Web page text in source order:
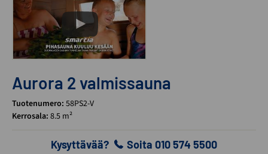
Aurora 2 valmissauna
Tuotenumero: 58PS2-V
Kerrosala: 8.5 m²
Kysyttävää? Soita 010 574 5500